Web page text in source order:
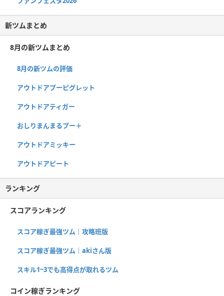
新ツムまとめ
8月の新ツムまとめ
8月の新ツムの評価
アウトドアプーピグレット
アウトドアティガー
おしりまんまるプー＋
アウトドアミッキー
アウトドアピート
ランキング
スコアランキング
スコア稼ぎ最強ツム｜攻略班版
スコア稼ぎ最強ツム｜akiさん版
スキル1~3でも高得点が取れるツム
コイン稼ぎランキング